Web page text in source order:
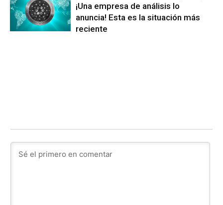
¡Una empresa de análisis lo
anuncia! Esta es la situación más
reciente